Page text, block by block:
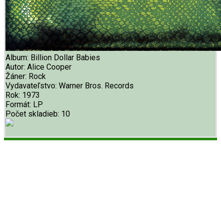
Album: Billion Dollar Babies
Autor: Alice Cooper
Žáner: Rock
Vydavateľstvo: Warner Bros. Records
Rok: 1973
Formát: LP
Počet skladieb: 10